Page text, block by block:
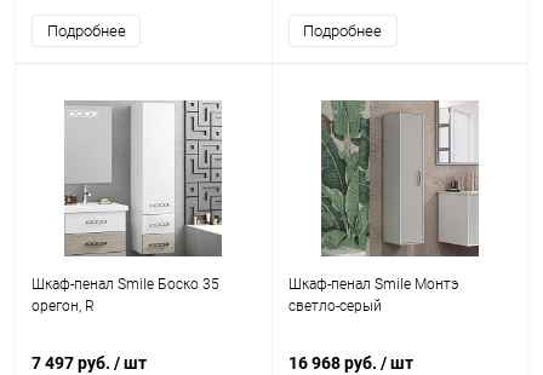
Подробнее Подробнее
Шкаф-пенал Smile Боско 35
орегон, R
7 497 руб. / шт
Шкаф-пенал Smile Монтэ
светло-серый
16 968 руб. / шт